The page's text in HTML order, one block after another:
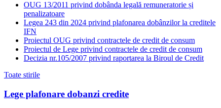
OUG 13/2011 privind dobânda legală remuneratorie și
penalizatoare
Legea 243 din 2024 privind plafonarea dobânzilor la creditele
IFN
Proiectul OUG privind contractele de credit de consum
Proiectul de Lege privind contractele de credit de consum
Decizia nr.105/2007 privind raportarea la Biroul de Credit
Toate stirile
Lege plafonare dobanzi credite